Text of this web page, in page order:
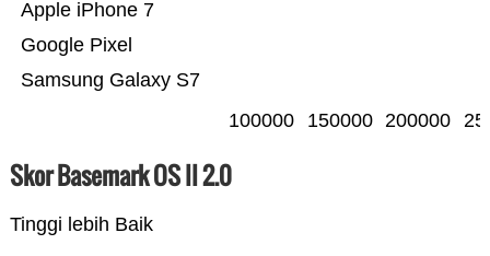
Samsung Galaxy S7
Google Pixel
Apple iPhone 7
100000 150000 200000
Skor Basemark OS II 2.0
Tinggi lebih Baik